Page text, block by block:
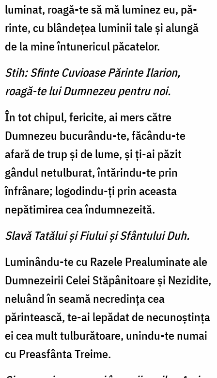
luminat, roagă-te să mă luminez eu, pă­
rinte, cu blândeţea luminii tale şi alungă
de la mine întunericul păcatelor.
Stih: Sfinte Cuvioase Părinte Ilarion,
roagă-te lui Dumnezeu pentru noi.
În tot chipul, fericite, ai mers către
Dumnezeu bucurându-te, făcându-te
afară de trup şi de lume, şi ţi-ai păzit
gândul netul­burat, întărindu-te prin
înfrânare; logodindu-ţi prin aceas­ta
nepătimirea cea îndum­nezeită.
Slavă Tatălui şi Fiului şi Sfântului Duh.
Luminându-te cu Razele Prealuminate ale
Dumnezeirii Celei Stăpânitoare şi Nezidite,
neluând în seamă necredinţa cea
părintească, te-ai lepădat de necunoştinţa
ei cea mult tulburătoare, unindu-te numai
cu Preasfânta Treime.